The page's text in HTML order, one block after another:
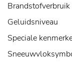
Brandstofverbruik
Geluidsniveau
Speciale